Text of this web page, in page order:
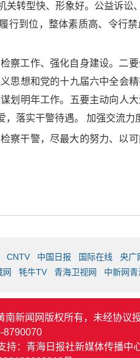
型快、形象好。公益诉讼、
行到位，整体素质高、令行
察工作、强化自身建设。二
思想和党的十九届六中全会
划明年工作。五要主动向人
落实干警待遇。 加强交流力
干警，尽最大的努力、以
CNTV 中国日报 国际在线 央广
网 牦牛TV 青海卫视网 中新网青
新闻网版权所有，未经协议
8790070
：青海日报社新媒体传播中